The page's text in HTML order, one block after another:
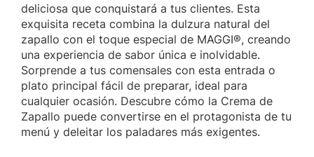
deliciosa que conquistará a tus clientes. Esta
exquisita receta combina la dulzura natural del
zapallo con el toque especial de MAGGI®, creando
una experiencia de sabor única e inolvidable.
Sorprende a tus comensales con esta entrada o
plato principal fácil de preparar, ideal para
cualquier ocasión. Descubre cómo la Crema de
Zapallo puede convertirse en el protagonista de tu
menú y deleitar los paladares más exigentes.